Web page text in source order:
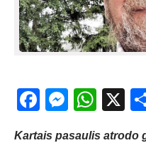
Facebook
X
Kartais pasaulis atrodo